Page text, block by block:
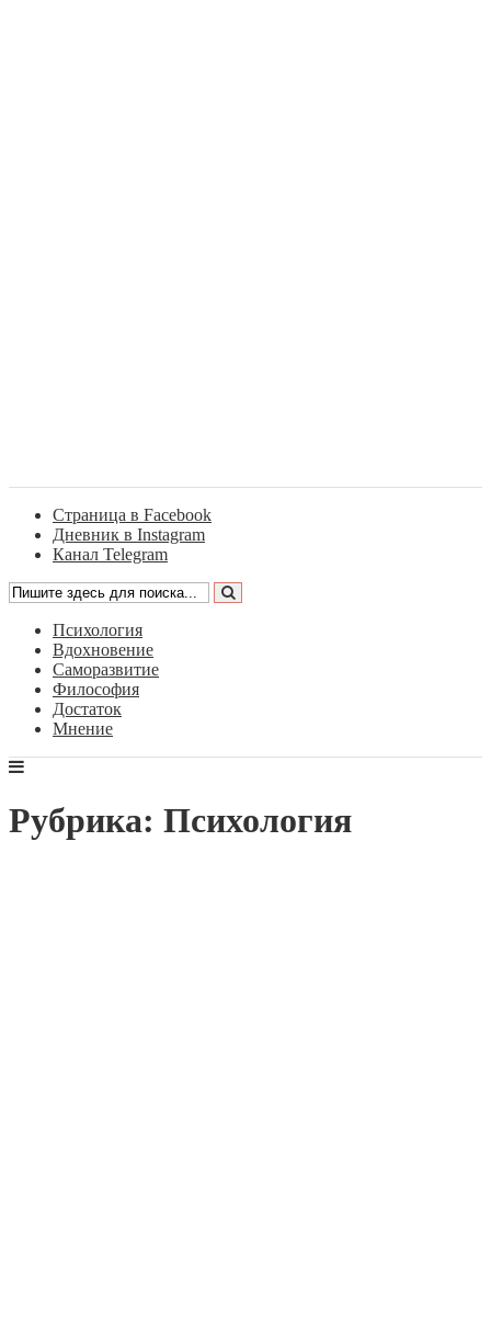
Страница в Facebook
Дневник в Instagram
Канал Telegram
Психология
Вдохновение
Саморазвитие
Философия
Достаток
Мнение
Рубрика: Психология